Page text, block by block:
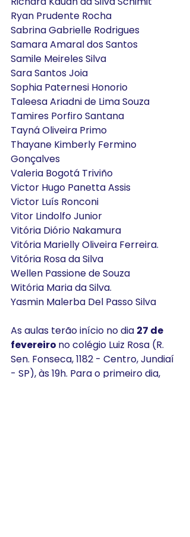
Ryan Prudente Rocha
Sabrina Gabrielle Rodrigues
Samara Amaral dos Santos
Samile Meireles Silva
Sara Santos Joia
Sophia Paternesi Honorio
Taleesa Ariadni de Lima Souza
Tamires Porfiro Santana
Tayná Oliveira Primo
Thayane Kimberly Fermino
Gonçalves
Valeria Bogotá Triviño
Victor Hugo Panetta Assis
Victor Luís Ronconi
Vitor Lindolfo Junior
Vitória Diório Nakamura
Vitória Marielly Oliveira Ferreira.
Vitória Rosa da Silva
Wellen Passione de Souza
Witória Maria da Silva.
Yasmin Malerba Del Passo Silva
As aulas terão início no dia 27 de
fevereiro no colégio Luiz Rosa (R.
Sen. Fonseca, 1182 - Centro, Jundiaí
- SP), às 19h. Para o primeiro dia,